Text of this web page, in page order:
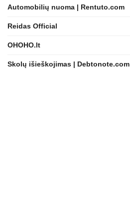
Automobilių nuoma | Rentuto.com
Reidas Official
OHOHO.lt
Skolų išieškojimas | Debtonote.com